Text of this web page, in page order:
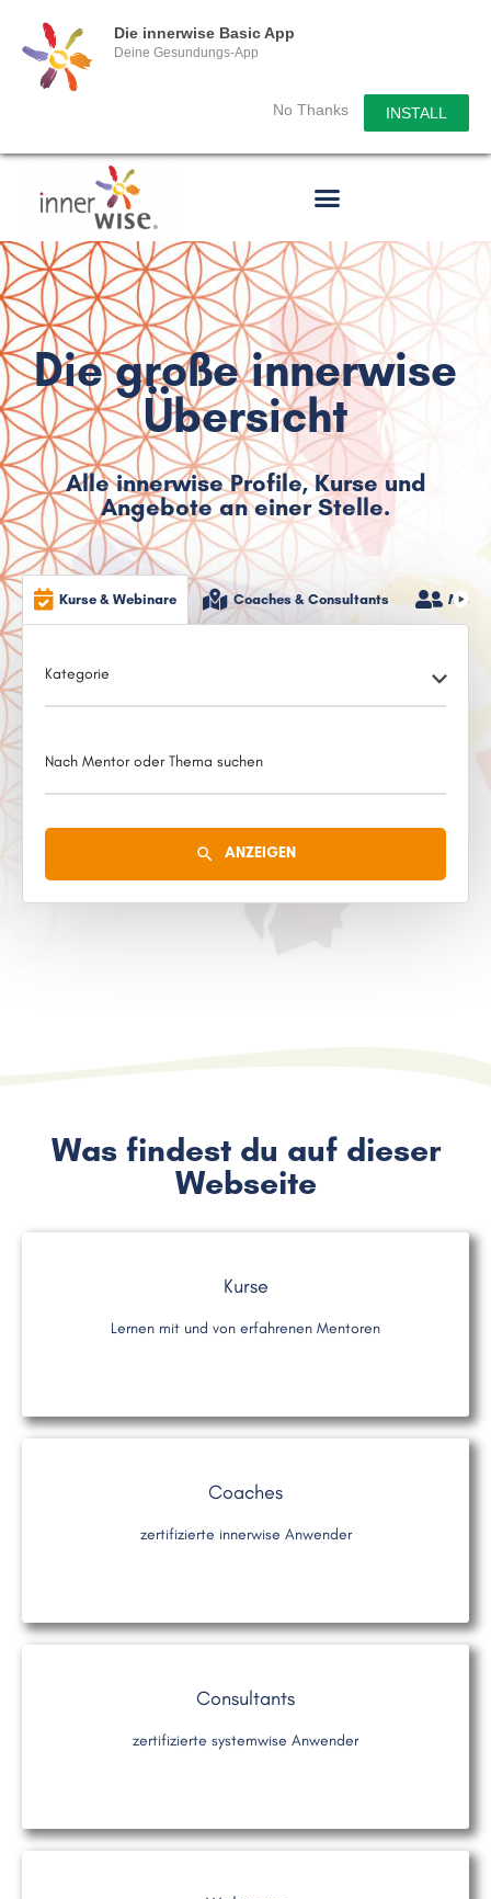
Die innerwise Basic App
Deine Gesundungs-App
No Thanks INSTALL
Die große innerwise
Übersicht
Alle innerwise Profile, Kurse und
Angebote an einer Stelle.
Kurse & Webinare Coaches & Consultants
Kategorie
Nach Mentor oder Thema suchen
search ANZEIGEN
Was findest du auf dieser
Webseite
Kurse
Lernen mit und von erfahrenen Mentoren
Coaches
zertifizierte innerwise Anwender
Consultants
zertifizierte systemwise Anwender